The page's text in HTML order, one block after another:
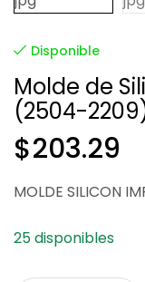
Disponible
Molde de
(2504-
$203.29
MOLDE SILICON
25 disponibles